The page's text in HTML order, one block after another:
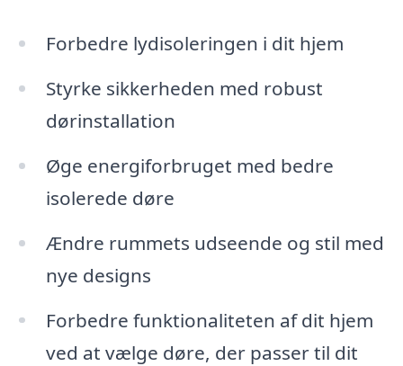
Forbedre lydisoleringen i dit hjem
Styrke sikkerheden med robust
dørinstallation
Øge energiforbruget med bedre
isolerede døre
Ændre rummets udseende og stil med
nye designs
Forbedre funktionaliteten af dit hjem
ved at vælge døre, der passer til dit